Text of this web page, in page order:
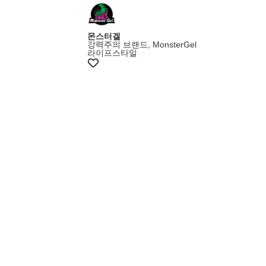
몬스터겔
강력주의 브랜드, MonsterGel
라이프스타일